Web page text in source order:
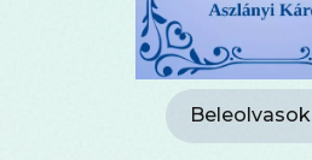
Beleolvasok